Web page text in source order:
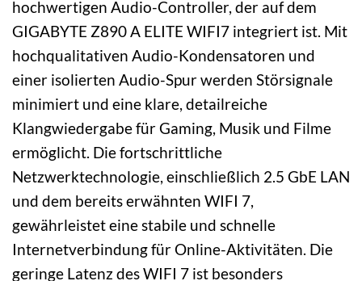
hochwertigen Audio-Controller, der auf dem
GIGABYTE Z890 A ELITE WIFI7 integriert ist. Mit
hochqualitativen Audio-Kondensatoren und
einer isolierten Audio-Spur werden Störsignale
minimiert und eine klare, detailreiche
Klangwiedergabe für Gaming, Musik und Filme
ermöglicht. Die fortschrittliche
Netzwerktechnologie, einschließlich 2.5 GbE LAN
und dem bereits erwähnten WIFI 7,
gewährleistet eine stabile und schnelle
Internetverbindung für Online-Aktivitäten. Die
geringe Latenz des WIFI 7 ist besonders